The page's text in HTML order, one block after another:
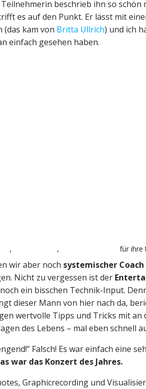
beschrieb ihn so schön
es auf den Punkt. Er lässt mit
kam von Britta Ullrich) und ich
einfach gesehen haben.
, , für ihre
wir aber noch systemischer Coach
Nicht zu vergessen ist der
ein bisschen Technik-Input.
dieser Mann von hier nach da,
wertvolle Tipps und Tricks mit an
des Lebens – mal eben schnell
Falsch! Es war einfach eine
war das Konzert des Jahres.
Graphicrecording und